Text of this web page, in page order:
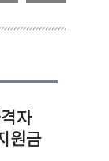
자
원금